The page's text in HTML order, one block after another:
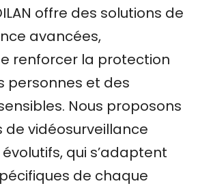
offre des solutions de
avancées,
renforcer la protection
personnes et des
Nous proposons
de vidéosurveillance
qui s’adaptent
de chaque